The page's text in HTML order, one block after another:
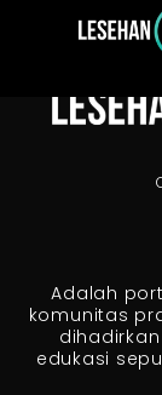
Adalah
komunitas
edukasi